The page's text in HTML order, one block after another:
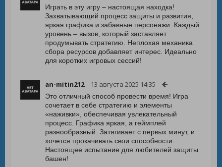
Играть в эту игру – настоящая находка!
Захватывающий процесс защиты и развития,
яркая графика и забавные персонажи. Каждый
уровень – вызов, который заставляет
продумывать стратегию. Неплохая механика
сбора ресурсов добавляет интерес. Идеально
для коротких игровых сессий!
an-mitin212 13 августа 2025 14:35
Это отличный способ провести время! Игра
сочетает в себе стратегию и элементы
«наживки», обеспечивая увлекательный
процесс. Графика яркая, а геймплей
разнообразный. Затягивает с первых минут, и
хочется прокачивать свои способности.
Настоящее испытание для любителей защиты
башен!